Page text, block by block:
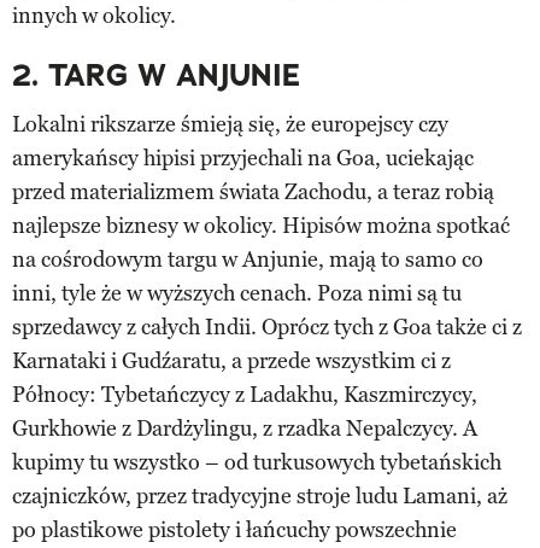
innych w okolicy.
2. TARG W ANJUNIE
Lokalni rikszarze śmieją się, że europejscy czy
amerykańscy hipisi przyjechali na Goa, uciekając
przed materializmem świata Zachodu, a teraz robią
najlepsze biznesy w okolicy. Hipisów można spotkać
na cośrodowym targu w Anjunie, mają to samo co
inni, tyle że w wyższych cenach. Poza nimi są tu
sprzedawcy z całych Indii. Oprócz tych z Goa także ci z
Karnataki i Gudźaratu, a przede wszystkim ci z
Północy: Tybetańczycy z Ladakhu, Kaszmirczycy,
Gurkhowie z Dardżylingu, z rzadka Nepalczycy. A
kupimy tu wszystko – od turkusowych tybetańskich
czajniczków, przez tradycyjne stroje ludu Lamani, aż
po plastikowe pistolety i łańcuchy powszechnie